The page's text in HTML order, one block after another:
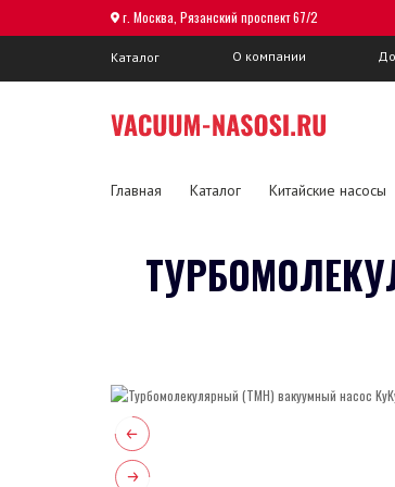
г. Москва, Рязанский проспект 67/2
Каталог О компании
Главная Каталог Китайские насосы